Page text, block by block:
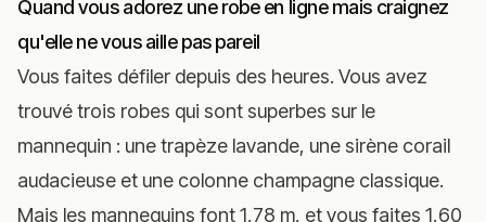
Quand vous adorez une robe en ligne mais craignez
qu'elle ne vous aille pas pareil
Vous faites défiler depuis des heures. Vous avez
trouvé trois robes qui sont superbes sur le
mannequin : une trapèze lavande, une sirène corail
audacieuse et une colonne champagne classique.
Mais les mannequins font 1,78 m, et vous faites 1,60